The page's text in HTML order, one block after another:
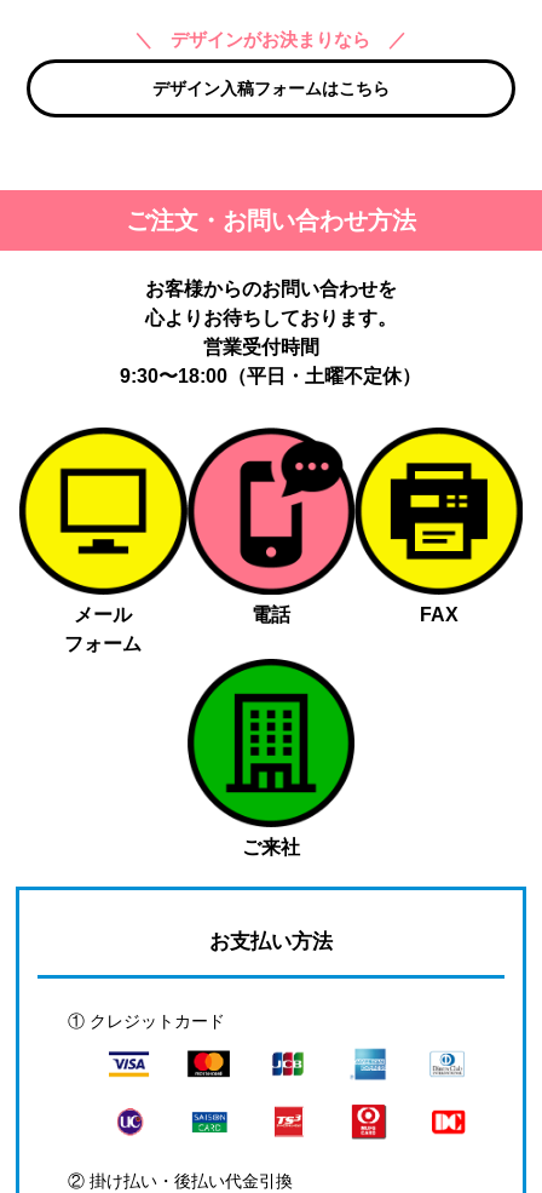
＼ デザインがお決まりなら ／
デザイン入稿フォームはこちら
ご注文・お問い合わせ方法
お客様からのお問い合わせを
心よりお待ちしております。
営業受付時間
9:30〜18:00（平日・土曜不定休）
メール
フォーム
電話 FAX
ご来社
お支払い方法
① クレジットカード
② 掛け払い・後払い代金引換